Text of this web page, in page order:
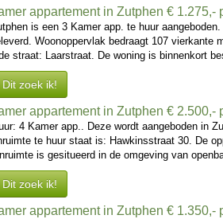
appartement in Zutphen € 1.275,-
is een 3 Kamer app. te huur
Woonoppervlak bedraagt 107 vierkante
straat: Laarstraat. De woning is binnenkort
Dit zoek ik!
appartement in Zutphen € 2.500,-
4 Kamer app.. Deze wordt aangeboden in
te huur staat is: Hawkinsstraat 30. De
is gesitueerd in de omgeving van
Dit zoek ik!
appartement in Zutphen € 1.350,-